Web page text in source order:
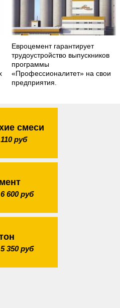
Евроцемент гарантирует
трудоустройство выпускников
программы
«Профессионалитет» на свои
предприятия.
смеси
руб
600 руб
350 руб